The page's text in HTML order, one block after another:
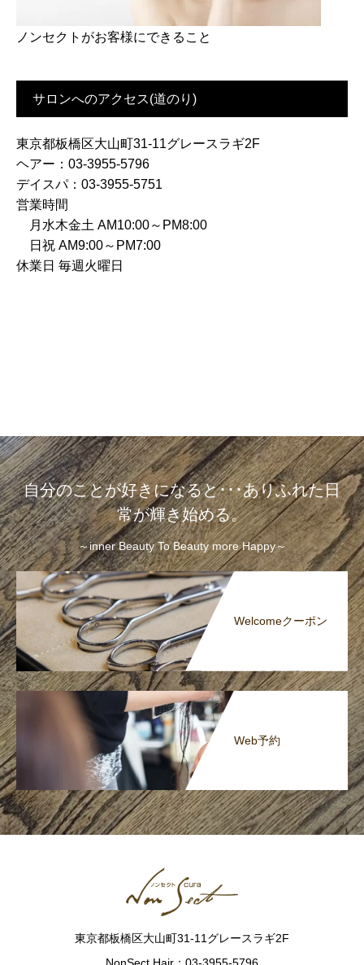
ノンセクトがお客様にできること
サロンへのアクセス(道のり)
東京都板橋区大山町31-11グレースラギ2F
ヘアー：03-3955-5796
デイスパ：03-3955-5751
営業時間
月水木金土 AM10:00～PM8:00
日祝 AM9:00～PM7:00
休業日 毎週火曜日
自分のことが好きになると･･･ありふれた日
常が輝き始める。
～inner Beauty To Beauty more Happy～
Welcomeクーポン
Web予約
東京都板橋区大山町31-11グレースラギ2F
NonSect Hair：03-3955-5796